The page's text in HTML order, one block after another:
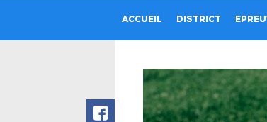
ACCUEIL DISTRICT